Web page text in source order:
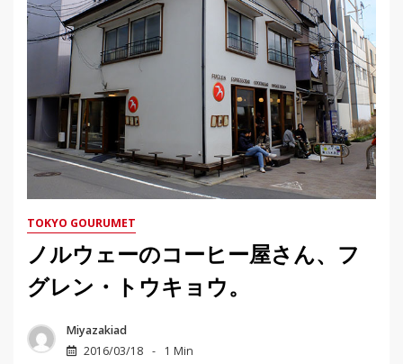
TOKYO GOURUMET
ノルウェーのコーヒー屋さん、フ
グレン・トウキョウ。
Miyazakiad
2016/03/18
1 Min